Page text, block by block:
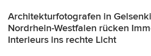
Architekturfotografen in
Nordrhein-Westfalen rücken
Interieurs ins rechte Licht